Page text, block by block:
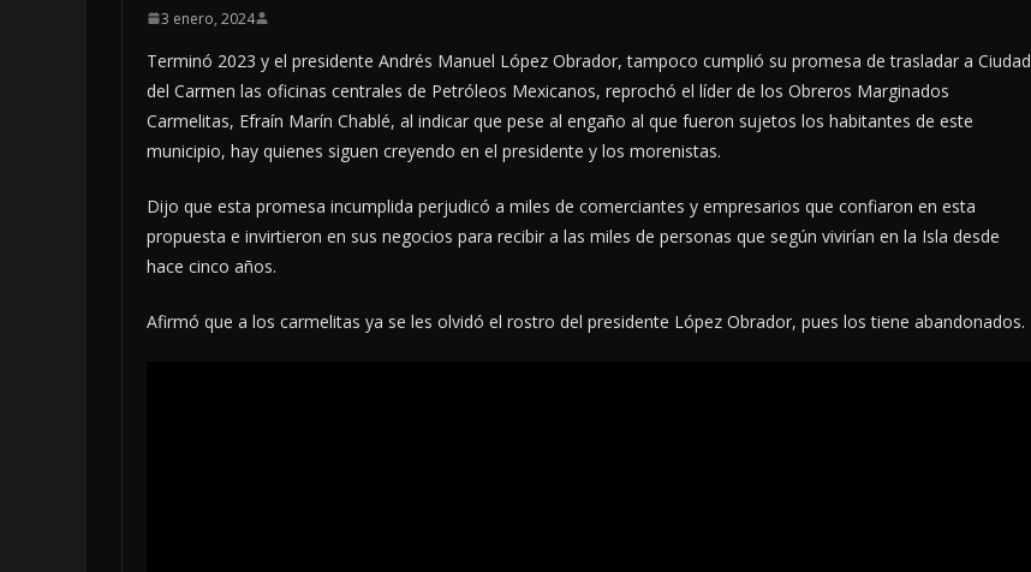
3 enero, 2024
Terminó 2023 y el presidente Andrés Manuel López Obrador, tampoco cumplió su promesa de trasladar a Ciudad
del Carmen las oficinas centrales de Petróleos Mexicanos, reprochó el líder de los Obreros Marginados
Carmelitas, Efraín Marín Chablé, al indicar que pese al engaño al que fueron sujetos los habitantes de este
municipio, hay quienes siguen creyendo en el presidente y los morenistas.
Dijo que esta promesa incumplida perjudicó a miles de comerciantes y empresarios que confiaron en esta
propuesta e invirtieron en sus negocios para recibir a las miles de personas que según vivirían en la Isla desde
hace cinco años.
Afirmó que a los carmelitas ya se les olvidó el rostro del presidente López Obrador, pues los tiene abandonados.